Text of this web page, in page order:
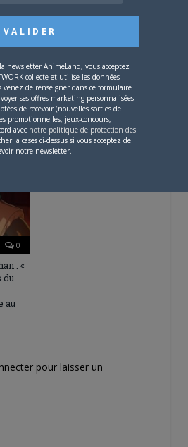
0
TV
0
: «
du
au
pour laisser un
newsletter AnimeLand, vous acceptez
collecte et utilise les données
venez de renseigner dans ce formulaire
ses offres marketing personnalisées
de recevoir (nouvelles sorties de
promotionnelles, jeux-concours,
avec notre politique de protection des
la cases ci-dessus si vous acceptez de
notre newsletter.